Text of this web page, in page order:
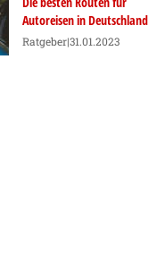
Autoreisen in Deutschland
Ratgeber|31.01.2023